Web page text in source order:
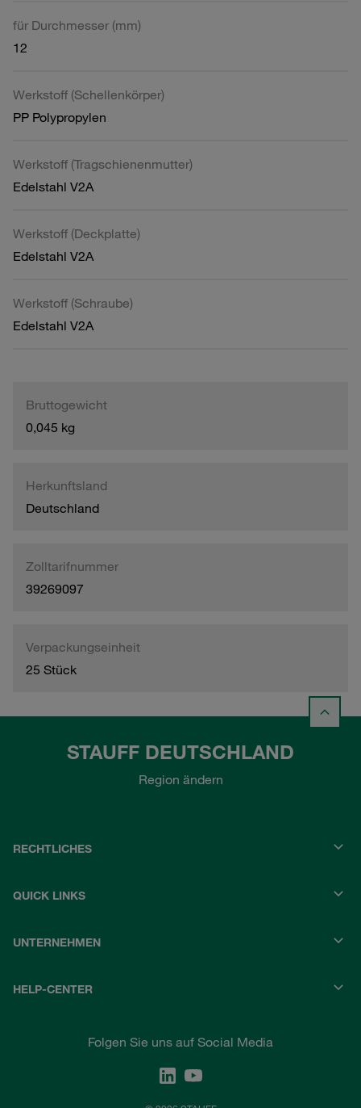
für Durchmesser (mm)
12
Werkstoff (Schellenkörper)
PP Polypropylen
Werkstoff (Tragschienenmutter)
Edelstahl V2A
Werkstoff (Deckplatte)
Edelstahl V2A
Werkstoff (Schraube)
Edelstahl V2A
Bruttogewicht
0,045 kg
Herkunftsland
Deutschland
Zolltarifnummer
39269097
Verpackungseinheit
25 Stück
STAUFF DEUTSCHLAND
Region ändern
RECHTLICHES
QUICK LINKS
UNTERNEHMEN
HELP-CENTER
Folgen Sie uns auf Social Media